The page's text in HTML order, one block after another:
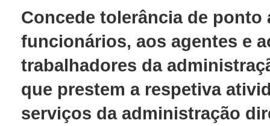
Concede tolerância de ponto
funcionários, aos agentes e
trabalhadores da
que prestem a respetiva
serviços da administração